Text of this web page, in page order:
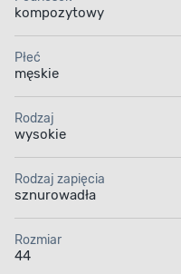
kompozytowy
Płeć
męskie
Rodzaj
wysokie
Rodzaj zapięcia
sznurowadła
Rozmiar
44